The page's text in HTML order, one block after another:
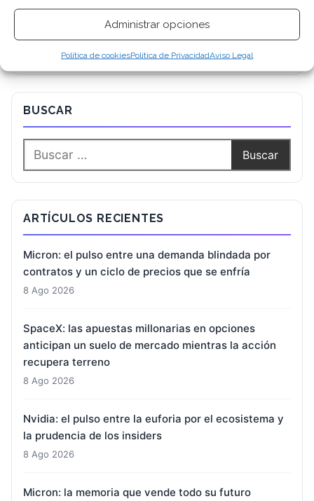
Administrar opciones
Política de cookiesPolítica de PrivacidadAviso Legal
BUSCAR
ARTÍCULOS RECIENTES
Micron: el pulso entre una demanda blindada por
contratos y un ciclo de precios que se enfría
8 Ago 2026
SpaceX: las apuestas millonarias en opciones
anticipan un suelo de mercado mientras la acción
recupera terreno
8 Ago 2026
Nvidia: el pulso entre la euforia por el ecosistema y
la prudencia de los insiders
8 Ago 2026
Micron: la memoria que vende todo su futuro